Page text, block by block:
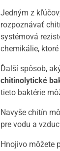
Jedným z
rozpoznávať
systémová
chemikálie,
Ďalší spôsob,
chitinolytické
tieto baktérie
Navyše chitín
pre vodu a
Hnojivo môžete